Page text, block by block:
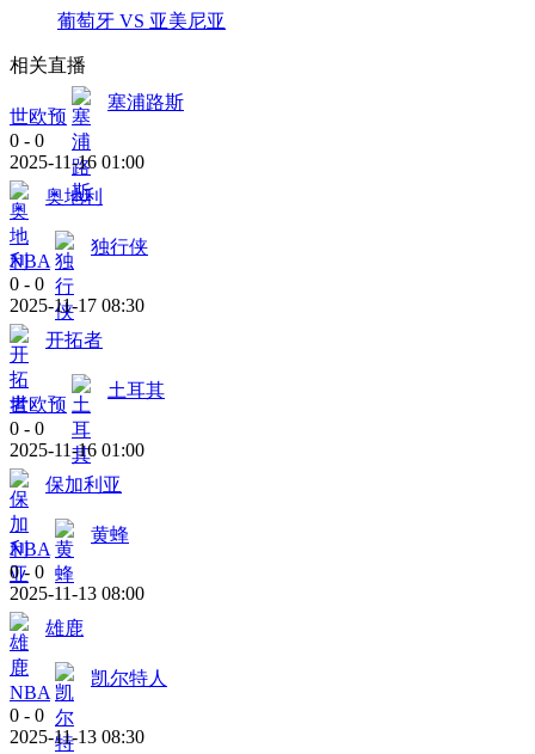
葡萄牙 VS 亚美尼亚
相关直播
世欧预
塞浦路斯
0 - 0
2025-11-16 01:00
奥地利
NBA
独行侠
0 - 0
2025-11-17 08:30
开拓者
世欧预
土耳其
0 - 0
2025-11-16 01:00
保加利亚
NBA
黄蜂
0 - 0
2025-11-13 08:00
雄鹿
NBA
凯尔特人
0 - 0
2025-11-13 08:30